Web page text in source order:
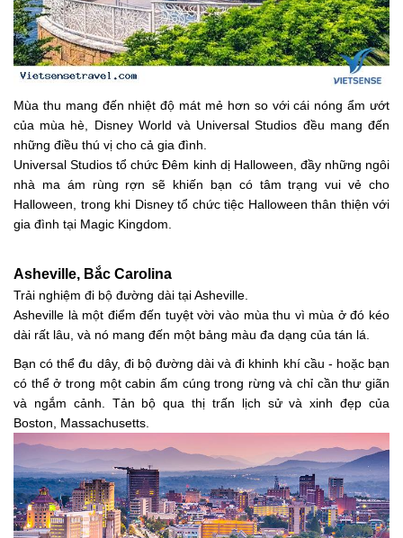
Mùa thu mang đến nhiệt độ mát mẻ hơn so với cái nóng ẩm ướt
của mùa hè, Disney World và Universal Studios đều mang đến
những điều thú vị cho cả gia đình.
Universal Studios tổ chức Đêm kinh dị Halloween, đầy những ngôi
nhà ma ám rùng rợn sẽ khiến bạn có tâm trạng vui vẻ cho
Halloween, trong khi Disney tổ chức tiệc Halloween thân thiện với
gia đình tại Magic Kingdom.
Asheville, Bắc Carolina
Trải nghiệm đi bộ đường dài tại Asheville.
Asheville là một điểm đến tuyệt vời vào mùa thu vì mùa ở đó kéo
dài rất lâu, và nó mang đến một bảng màu đa dạng của tán lá.
Bạn có thể đu dây, đi bộ đường dài và đi khinh khí cầu - hoặc bạn
có thể ở trong một cabin ấm cúng trong rừng và chỉ cần thư giãn
và ngắm cảnh. Tản bộ qua thị trấn lịch sử và xinh đẹp của
Boston, Massachusetts.